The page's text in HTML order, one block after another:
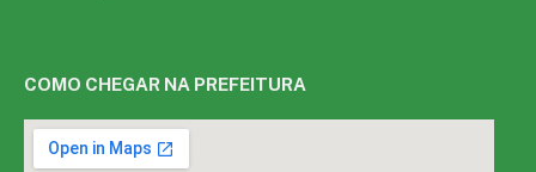
COMO CHEGAR NA PREFEITURA